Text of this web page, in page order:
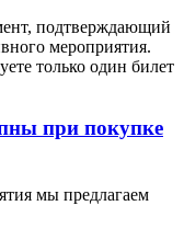
подтверждающий
мероприятия.
только один билет
при покупке
мы предлагаем